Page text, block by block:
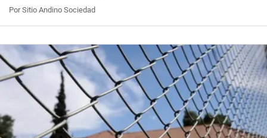
Por Sitio Andino Sociedad